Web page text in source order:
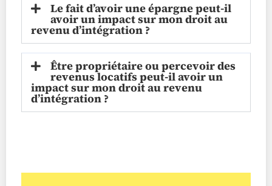
Le fait d’avoir une épargne peut-il
avoir un impact sur mon droit au
revenu d’intégration ?
Être propriétaire ou percevoir des
revenus locatifs peut-il avoir un
impact sur mon droit au revenu
d’intégration ?